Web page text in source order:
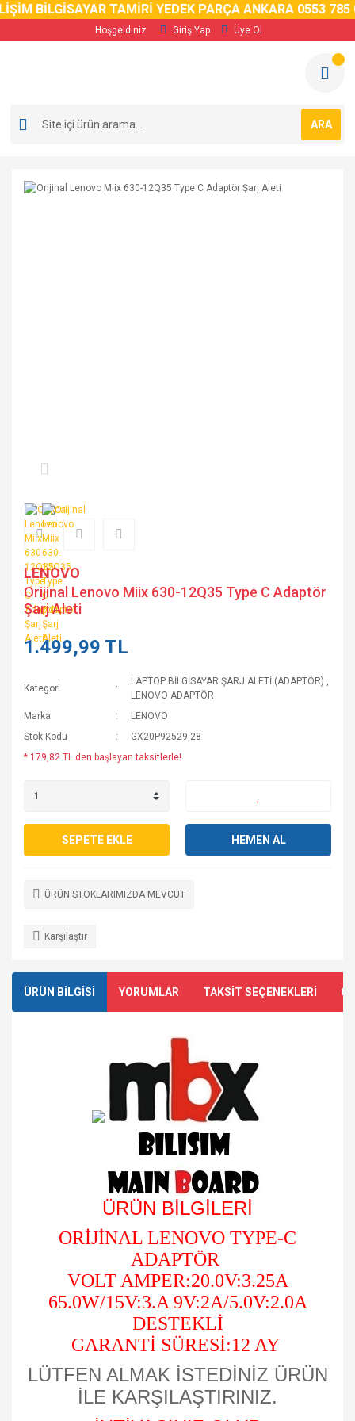
BİLGİSAYAR TAMİRİ YEDEK PARÇA ANKARA 0553 785 02
Hoşgeldiniz Giriş Yap Üye Ol
ARA
LENOVO
Orijinal Lenovo Miix 630-12Q35 Type C Adaptör
Şarj Aleti
1.499,99 TL
Kategori
LAPTOP BİLGİSAYAR ŞARJ ALETİ (ADAPTÖR) ,
LENOVO ADAPTÖR
Marka
LENOVO
Stok Kodu
GX20P92529-28
* 179,82 TL den başlayan taksitlerle!
SEPETE EKLE HEMEN AL
ÜRÜN STOKLARIMIZDA MEVCUT
Karşılaştır
ÜRÜN BİLGİSİ YORUMLAR TAKSİT SEÇENEKLERİ
ÜRÜN BİLGİLERİ
ORİJİNAL LENOVO TYPE-C
ADAPTÖR
VOLT AMPER:20.0V:3.25A
65.0W/15V:3.A 9V:2A/5.0V:2.0A
DESTEKLİ
GARANTİ SÜRESİ:12 AY
LÜTFEN ALMAK İSTEDİNİZ ÜRÜN
İLE KARŞILAŞTIRINIZ.